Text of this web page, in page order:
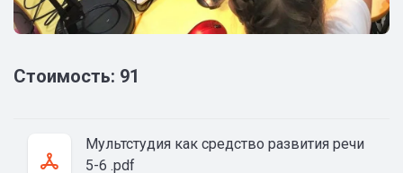
Стоимость: 91
Мультстудия как средство развития речи
5-6 .pdf